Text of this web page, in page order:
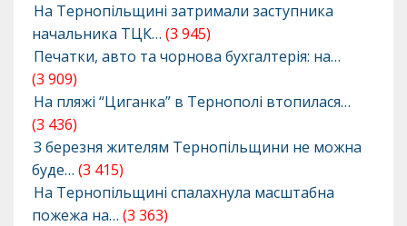
На Тернопільщині затримали заступника
начальника ТЦК… (3 945)
Печатки, авто та чорнова бухгалтерія: на…
(3 909)
На пляжі “Циганка” в Тернополі втопилася…
(3 436)
З березня жителям Тернопільщини не можна
буде… (3 415)
На Тернопільщині спалахнула масштабна
пожежа на… (3 363)